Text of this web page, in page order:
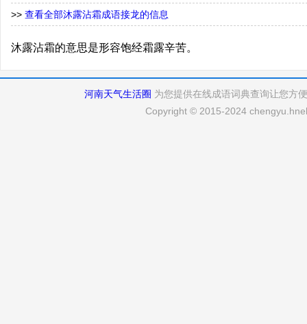
>> 查看全部沐露沾霜成语接龙的信息
沐露沾霜的意思是形容饱经霜露辛苦。
河南天气生活圈 为您提供在线成语词典查询让您方
Copyright © 2015-2024